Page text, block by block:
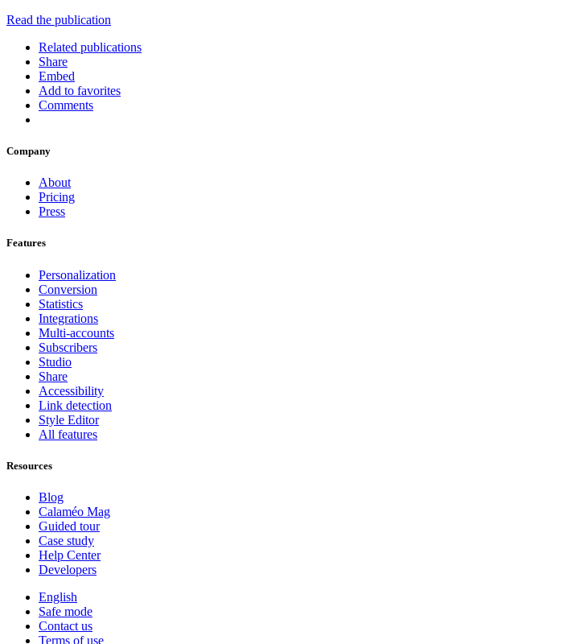
Read the publication
Related publications
Share
Embed
Add to favorites
Comments
Company
About
Pricing
Press
Features
Personalization
Conversion
Statistics
Integrations
Multi-accounts
Subscribers
Studio
Share
Accessibility
Link detection
Style Editor
All features
Resources
Blog
Calaméo Mag
Guided tour
Case study
Help Center
Developers
English
Safe mode
Contact us
Terms of use